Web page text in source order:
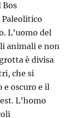
Bos
L’uomo del
animali e non
è divisa
che si
e oscuro e il
L’homo